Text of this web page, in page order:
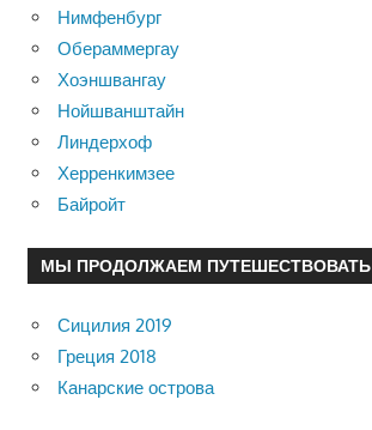
Нимфенбург
Обераммергау
Хоэншвангау
Нойшванштайн
Линдерхоф
Херренкимзее
Байройт
МЫ ПРОДОЛЖАЕМ ПУТЕШЕСТВОВАТЬ
Сицилия 2019
Греция 2018
Канарские острова